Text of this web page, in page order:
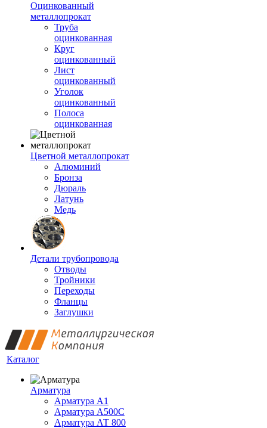
Оцинкованный
металлопрокат
Труба
оцинкованная
Круг
оцинкованный
Лист
оцинкованный
Уголок
оцинкованный
Полоса
оцинкованная
Цветной металлопрокат
Алюминий
Бронза
Дюраль
Латунь
Медь
Детали трубопровода
Отводы
Тройники
Переходы
Фланцы
Заглушки
Каталог
Арматура
Арматура А1
Арматура А500С
Арматура АТ 800